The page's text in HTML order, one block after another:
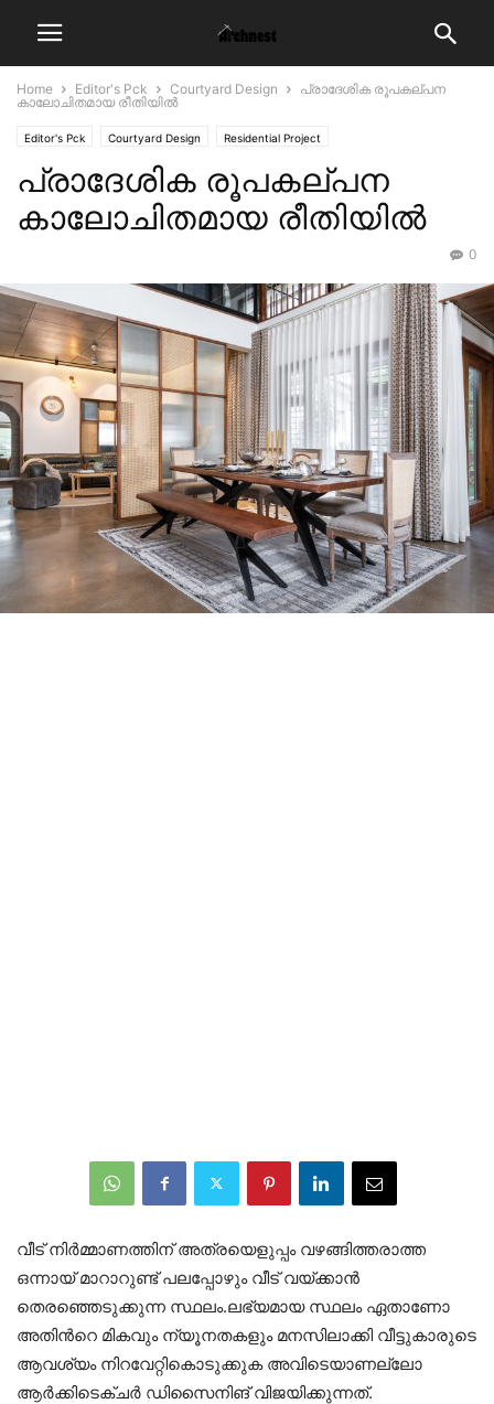
Home Editor's Pck Courtyard Design
പ്രാദേശിക രൂപകല്പന
കാലോചിതമായ രീതിയിൽ
Editor's Pck Courtyard Design Residential Project
പ്രാദേശിക രൂപകല്പന
കാലോചിതമായ രീതിയിൽ
0
വീട് നിർമ്മാണത്തിന് അത്രയെളുപ്പം വഴങ്ങിത്തരാത്ത
ഒന്നായ് മാറാറുണ്ട് പലപ്പോഴും വീട് വയ്ക്കാൻ
തെരഞ്ഞെടുക്കുന്ന സ്ഥലം.ലഭ്യമായ സ്ഥലം ഏതാണോ
അതിൻറെ മികവും ന്യൂനതകളും മനസിലാക്കി വീട്ടുകാരുടെ
ആവശ്യം നിറവേറ്റികൊടുക്കുക അവിടെയാണല്ലോ
ആർക്കിടെക്ചർ ഡിസൈനിങ് വിജയിക്കുന്നത്.